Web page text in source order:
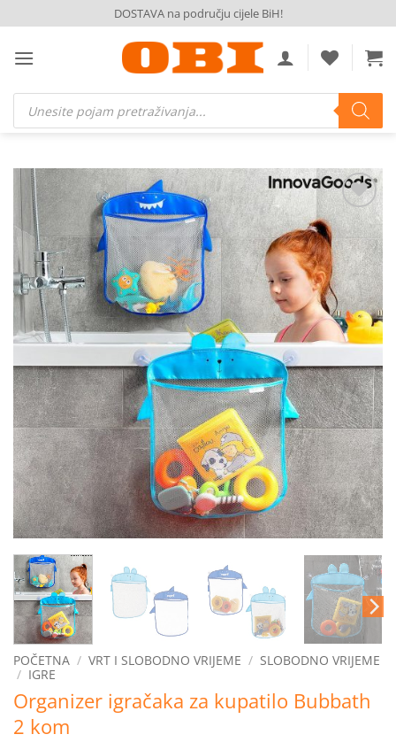
to
content
DOSTAVA na području cijele BiH!
Products
search
Dodaj
na
listu
želja
POČETNA / VRT I SLOBODNO VRIJEME / SLOBODNO VRIJEME
/ IGRE
Organizer igračaka za kupatilo Bubbath
2 kom